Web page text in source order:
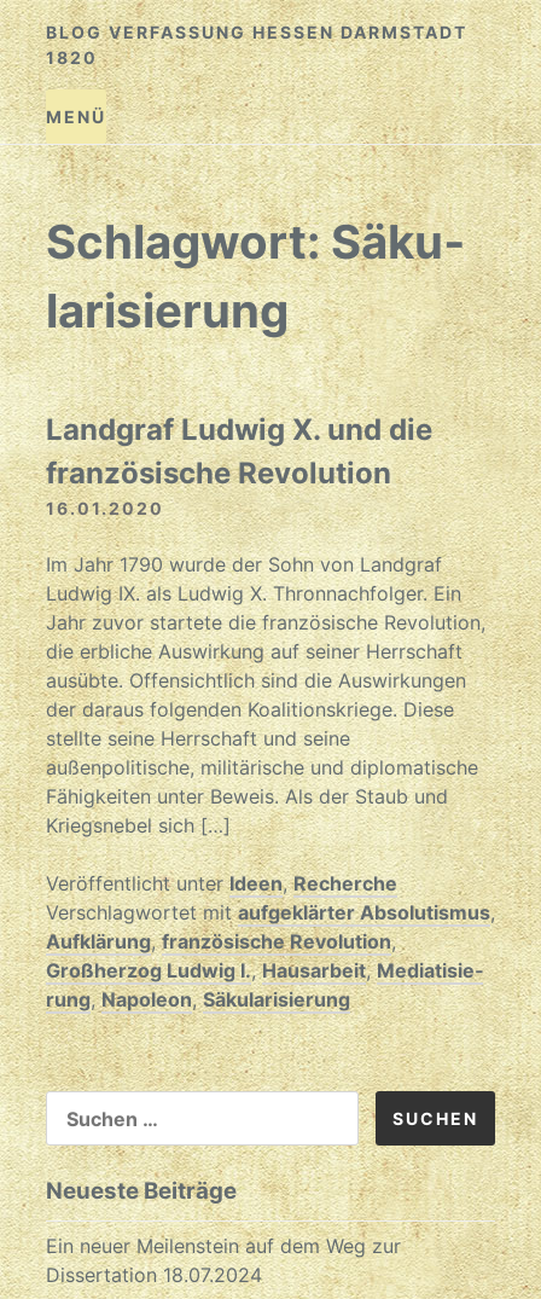
Zum
Inhalt
springen
BLOG VERFASSUNG HESSEN DARMSTADT
1820
MENÜ
Schlagwort:Sä­ku­
la­ri­sie­rung
Landgraf Ludwig X. und die
französische Revolution
16.01.2020
Im Jahr 1790 wurde der Sohn von Landgraf
Ludwig IX. als Ludwig X. Thronnachfolger. Ein
Jahr zuvor startete die französische Revolution,
die erbliche Auswirkung auf seiner Herrschaft
ausübte. Offensichtlich sind die Auswirkungen
der daraus folgenden Koalitionskriege. Diese
stellte seine Herrschaft und seine
außenpolitische, militärische und diplomatische
Fähigkeiten unter Beweis. Als der Staub und
Kriegsnebel sich […]
Veröffentlicht unterIdeen,Recherche
Verschlagwortet mitaufgeklärter Absolutismus,
Aufklärung,französische Revolution,
Großherzog Ludwig I.,Hausarbeit,Me­di­a­ti­sie­
rung,Napoleon,Sä­ku­la­ri­sie­rung
SUCHEN
NACH:
Neueste Beiträge
Ein neuer Meilenstein auf dem Weg zur
Dissertation 18.07.2024